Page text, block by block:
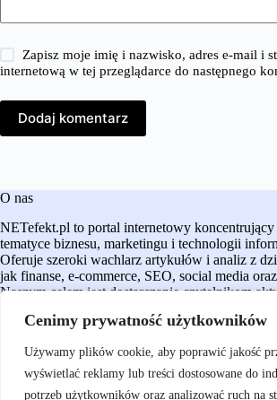
Cenimy prywatność użytkowników
Używamy plików cookie, aby poprawić jakość
wyświetlać reklamy lub treści dostosowane do
potrzeb użytkowników oraz analizować ruch na
Zapisz moje imię i nazwisko, adres e-mail i
internetową w tej przeglądarce do następnego
Dodaj komentarz
O nas
NETefekt.pl to portal internetowy koncentrujący
tematyce biznesu, marketingu i technologii
Oferuje szeroki wachlarz artykułów i analiz z
jak finanse, e-commerce, SEO, social media
Naszym celem jest dostarczanie czytelnikom
świadomych decyzji oraz rozwijaniu działalności